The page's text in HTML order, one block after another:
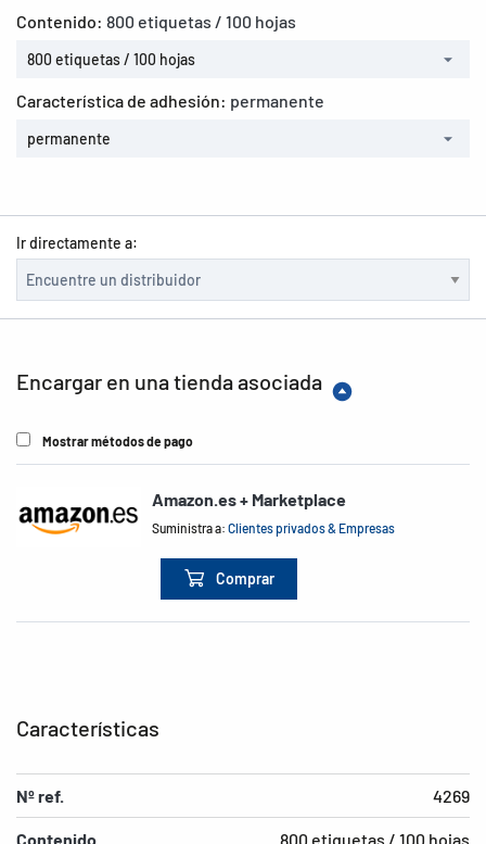
Contenido: 800 etiquetas / 100 hojas
800 etiquetas / 100 hojas
Característica de adhesión: permanente
permanente
Ir directamente a:
Encargar en una tienda asociada
Mostrar métodos de pago
Amazon.es + Marketplace
Suministra a:Clientes privados & Empresas
Comprar
Características
Nº ref. 4269
Contenido 800 etiquetas / 100 hojas